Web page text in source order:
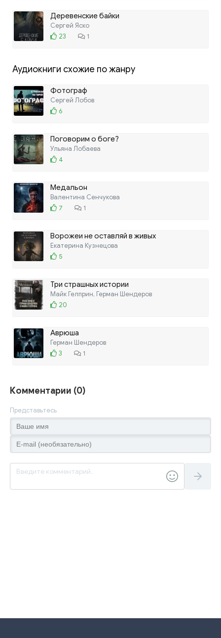
Деревенские байки
Сергей Яско
23
1
Аудиокниги схожие по жанру
Фотограф
Сергей Лобов
6
Поговорим о боге?
Ульяна Лобаева
4
Медальон
Валентина Сенчукова
7
1
Ворожеи не оставляй в живых
Екатерина Кузнецова
5
Три страшных истории
Майк Гелприн, Герман Шендеров
20
Аврюша
Герман Шендеров
3
1
Комментарии (0)
Представьтесь